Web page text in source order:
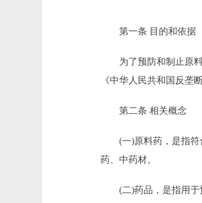
第一条 目的和依据
为了预防和制止原料
《中华人民共和国反垄
第二条 相关概念
(一)原料药，是指符合
药、中药材。
(二)药品，是指用于预